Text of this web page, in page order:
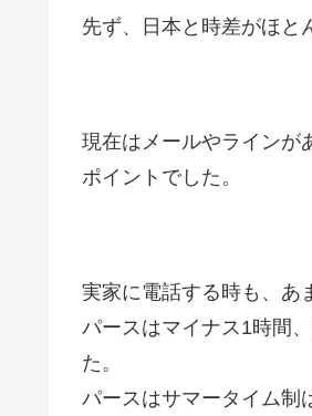
先ず、日本と時差がほと
現在はメールやラインが
ポイントでした。
実家に電話する時も、あ
パースはマイナス1時間
た。
パースはサマータイム制